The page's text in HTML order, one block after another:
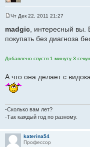
о
б
н
Чт Дек 22, 2011 21:27
madgic , интересный вы.
покупать без диагноза
Добавлено спустя 1 минуту 3
А что она делает с
-Сколько вам лет?
-Так каждый год по разному.
katerina54
Профессор